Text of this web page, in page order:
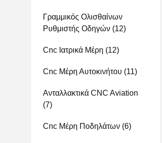
Γραμμικός Ολισθαίνων
Ρυθμιστής Οδηγών (12)
Cnc Ιατρικά Μέρη (12)
Cnc Μέρη Αυτοκινήτου (11)
Ανταλλακτικά CNC Aviation
(7)
Cnc Μέρη Ποδηλάτων (6)